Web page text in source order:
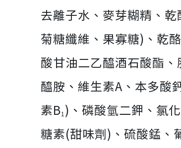
去離子水、麥芽糊精、
菊糖纖維、果寡糖)、乾
酸甘油二乙醯酒石酸酯
醯胺、維生素A、本多酸
素B1 )、磷酸氫二鉀、氯
糖素(甜味劑)、硫酸錳、